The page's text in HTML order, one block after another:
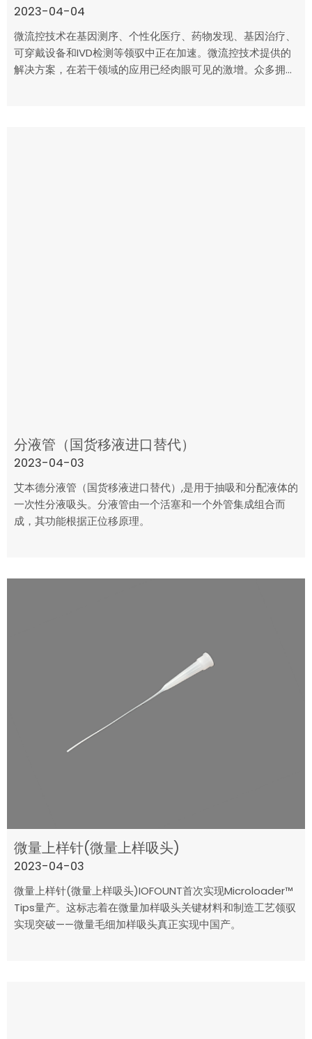
2023-04-04
微流控技术在基因测序、个性化医疗、药物发现、基因治疗、
可穿戴设备和IVD检测等领驭中正在加速。微流控技术提供的
解决方案，在若干领域的应用已经肉眼可见的激增。众多拥有
分液管（国货移液进口替代）
2023-04-03
艾本德分液管（国货移液进口替代）,是用于抽吸和分配液体的
一次性分液吸头。分液管由一个活塞和一个外管集成组合而
成，其功能根据正位移原理。
微量上样针(微量上样吸头)
2023-04-03
微量上样针(微量上样吸头)IOFOUNT首次实现Microloader™
Tips量产。这标志着在微量加样吸头关键材料和制造工艺领驭
实现突破——微量毛细加样吸头真正实现中国产。